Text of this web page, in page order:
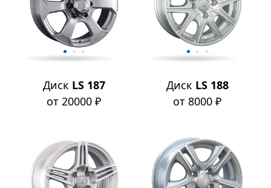
Диск LS 187
от 20000 ₽
Диск LS 188
от 8000 ₽